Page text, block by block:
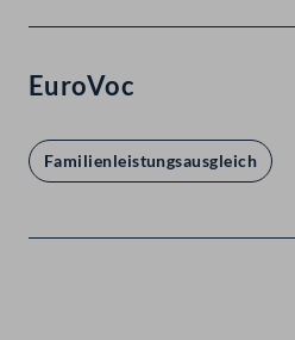
EuroVoc
Familienleistungsausgleich